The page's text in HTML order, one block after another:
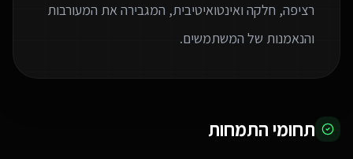
רציפה, חלקה ואינטואיטיבית, המגבירה את המעורבות
והנאמנות של המשתמשים.
תחומי התמחות